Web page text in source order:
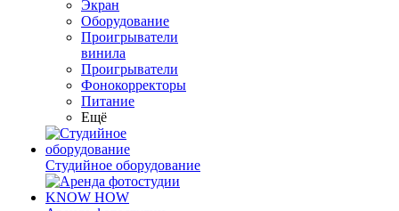
Экран
Оборудование
Проигрыватели
винила
Проигрыватели
Фонокорректоры
Питание
Ещё
Студийное оборудование